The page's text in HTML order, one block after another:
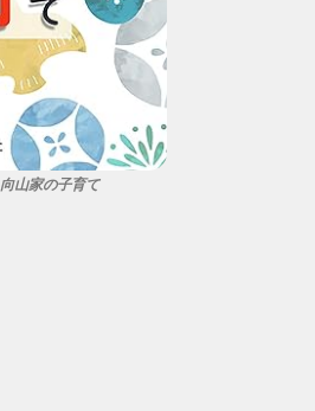
向山家の子育て